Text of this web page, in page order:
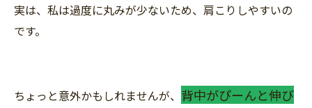
実は、私は過度に丸みが少ないため、肩こりしやすいの
です。
ちょっと意外かもしれませんが、 背中がぴーんと伸び